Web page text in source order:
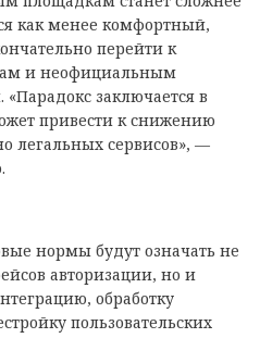
как менее комфортный,
перейти к
и неофициальным
заключается в
привести к снижению
легальных сервисов», —
нормы будут означать не
авторизации, но и
обработку
пользовательских